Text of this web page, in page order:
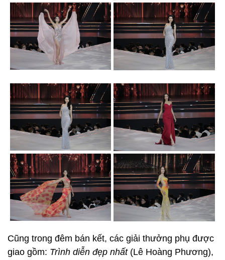
Cũng trong đêm bán kết, các giải thưởng phụ được
giao gồm: Trình diễn đẹp nhất (Lê Hoàng Phương),